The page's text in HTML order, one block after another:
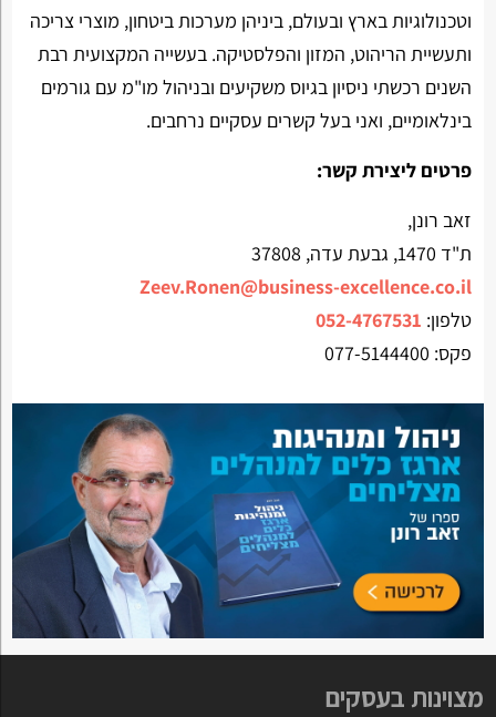
וטכנולוגיות בארץ ובעולם, ביניהן מערכות ביטחון, מוצרי צריכה
ותעשיית הריהוט, המזון והפלסטיקה. בעשייה המקצועית רבת
השנים רכשתי ניסיון בגיוס משקיעים ובניהול מו"מ עם גורמים
בינלאומיים, ואני בעל קשרים עסקיים נרחבים.
פרטים ליצירת קשר:
זאב רונן,
ת"ד 1470, גבעת עדה, 37808
Zeev.Ronen@business-excellence.co.il
טלפון: 052-4767531
פקס: 077-5144400
מצוינות בעסקים